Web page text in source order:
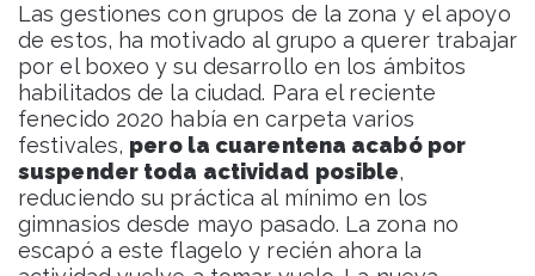
Las gestiones con grupos de la zona y el apoyo
de estos, ha motivado al grupo a querer trabajar
por el boxeo y su desarrollo en los ámbitos
habilitados de la ciudad. Para el reciente
fenecido 2020 había en carpeta varios
festivales, pero la cuarentena acabó por
suspender toda actividad posible,
reduciendo su práctica al mínimo en los
gimnasios desde mayo pasado. La zona no
escapó a este flagelo y recién ahora la